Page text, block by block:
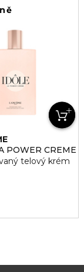
POWER CREME
telový krém